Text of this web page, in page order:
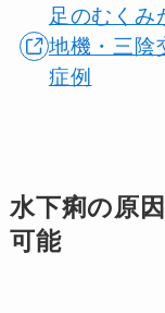
足のむくみ
地機・三陰
症例
水下痢の原
可能